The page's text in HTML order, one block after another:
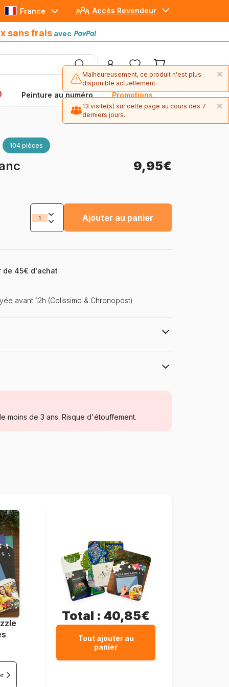
Accès Revendeur
France
sans frais avec
Peinture au numéro Promotions
avec Paypal
104 pièces
9,95€
Ajouter au panier
de 45€ d'achat
avant 12h (Colissimo & Chronopost)
/ Marzipan Films / 2024
à partir de 5 ans (31 à 49 pièces)
moins de 3 ans. Risque d'étouffement.
Total : 40,85€
Tout ajouter au
panier
×
Malheureusement, ce produit n'est plus
disponible actuellement.
×
13 visite(s) sur cette page au cours des 7
derniers jours.